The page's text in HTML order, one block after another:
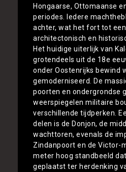
Hongaarse, Ottomaanse
periodes. Iedere
achter, wat het fort tot
architectonisch en
Het huidige uiterlijk van
grotendeels uit de 18e
onder Oostenrijks bewind
gemoderniseerd. De
poorten en ondergrondse
weerspiegelen militaire
verschillende tijdperken.
delen is de Donjon, de
wachttoren, evenals de
Zindanpoort en de Victor-
meter hoog standbeeld
geplaatst ter herdenking